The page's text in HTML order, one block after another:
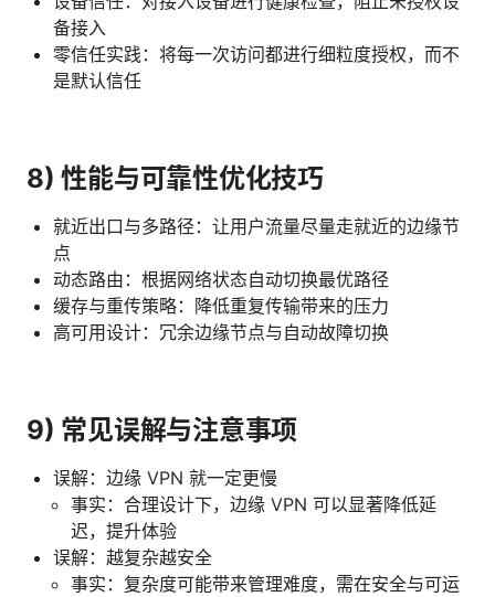
备接入
零信任实践：将每一次访问都进行细粒度授权，而不
是默认信任
8) 性能与可靠性优化技巧
就近出口与多路径：让用户流量尽量走就近的边缘节
点
动态路由：根据网络状态自动切换最优路径
缓存与重传策略：降低重复传输带来的压力
高可用设计：冗余边缘节点与自动故障切换
9) 常见误解与注意事项
误解：边缘 VPN 就一定更慢
事实：合理设计下，边缘 VPN 可以显著降低延
迟，提升体验
误解：越复杂越安全
事实：复杂度可能带来管理难度，需在安全与可运